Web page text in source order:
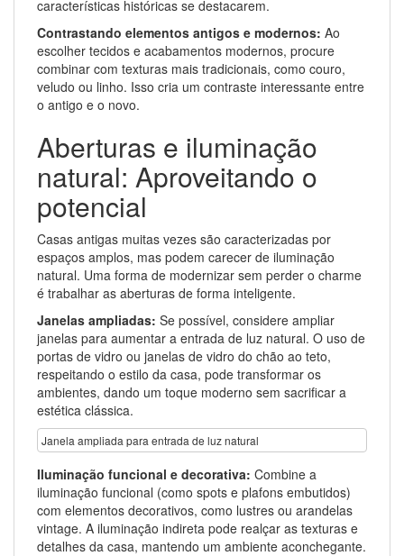
características históricas se destacarem.
Contrastando elementos antigos e modernos: Ao
escolher tecidos e acabamentos modernos, procure
combinar com texturas mais tradicionais, como couro,
veludo ou linho. Isso cria um contraste interessante entre
o antigo e o novo.
Aberturas e iluminação
natural: Aproveitando o
potencial
Casas antigas muitas vezes são caracterizadas por
espaços amplos, mas podem carecer de iluminação
natural. Uma forma de modernizar sem perder o charme
é trabalhar as aberturas de forma inteligente.
Janelas ampliadas: Se possível, considere ampliar
janelas para aumentar a entrada de luz natural. O uso de
portas de vidro ou janelas de vidro do chão ao teto,
respeitando o estilo da casa, pode transformar os
ambientes, dando um toque moderno sem sacrificar a
estética clássica.
Janela ampliada para entrada de luz natural
Iluminação funcional e decorativa: Combine a
iluminação funcional (como spots e plafons embutidos)
com elementos decorativos, como lustres ou arandelas
vintage. A iluminação indireta pode realçar as texturas e
detalhes da casa, mantendo um ambiente aconchegante.